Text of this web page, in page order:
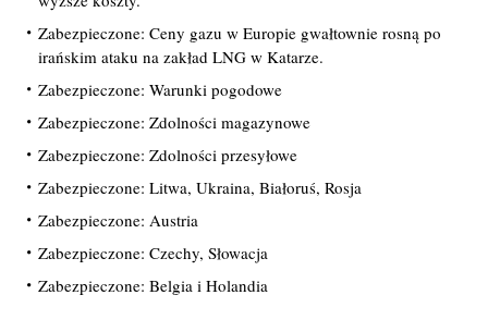
Zabezpieczone: Ceny gazu w Europie gwałtownie rosną po
irańskim ataku na zakład LNG w Katarze.
Zabezpieczone: Warunki pogodowe
Zabezpieczone: Zdolności magazynowe
Zabezpieczone: Zdolności przesyłowe
Zabezpieczone: Litwa, Ukraina, Białoruś, Rosja
Zabezpieczone: Austria
Zabezpieczone: Czechy, Słowacja
Zabezpieczone: Belgia i Holandia